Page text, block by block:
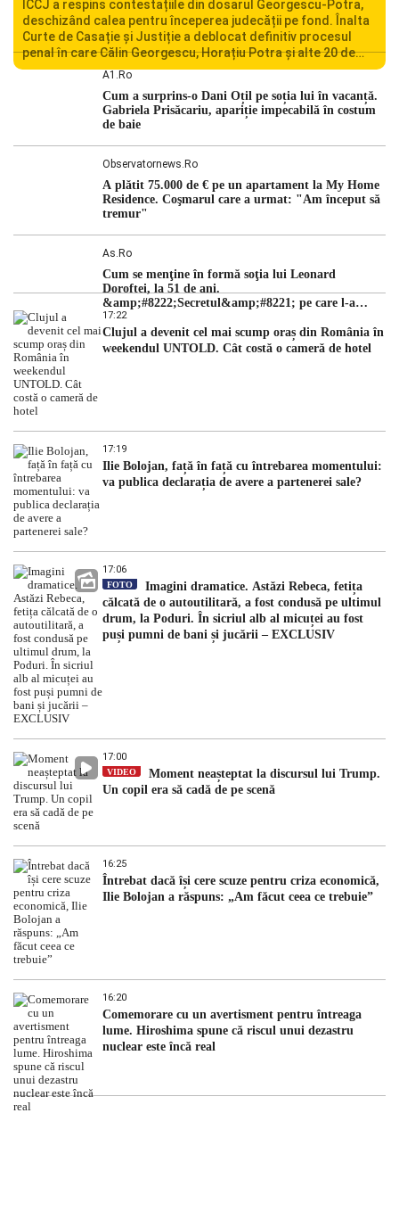
ÎCCJ a respins contestațiile din dosarul Georgescu-Potra,
deschizând calea pentru începerea judecății pe fond. Înalta
Curte de Casație și Justiție a deblocat definitiv procesul
penal în care Călin Georgescu, Horațiu Potra și alte 20 de
persoane sunt acuzați de acțiuni îndreptate împotriva
judecătorii de la instanța supremă au […]
A1.ro
Cum a surprins-o Dani Oțil pe soția lui în vacanță.
Gabriela Prisăcariu, apariție impecabilă în costum
de baie
Observatornews.ro
A plătit 75.000 de € pe un apartament la My Home
Residence. Coşmarul care a urmat: "Am început să
tremur"
As.ro
Cum se menţine în formă soţia lui Leonard
Doroftei, la 51 de ani.
&amp;#8222;Secretul&amp;#8221; pe care l-a
dezvăluit
17:22
Clujul a devenit cel mai scump oraș din România în
weekendul UNTOLD. Cât costă o cameră de hotel
17:19
Ilie Bolojan, față în față cu întrebarea momentului:
va publica declarația de avere a partenerei sale?
17:06
FOTO
Imagini dramatice. Astăzi Rebeca, fetița
călcată de o autoutilitară, a fost condusă pe ultimul
drum, la Poduri. În sicriul alb al micuței au fost
puși pumni de bani și jucării – EXCLUSIV
17:00
VIDEO
Moment neașteptat la discursul lui Trump.
Un copil era să cadă de pe scenă
16:25
Întrebat dacă își cere scuze pentru criza economică,
Ilie Bolojan a răspuns: „Am făcut ceea ce trebuie”
16:20
Comemorare cu un avertisment pentru întreaga
lume. Hiroshima spune că riscul unui dezastru
nuclear este încă real